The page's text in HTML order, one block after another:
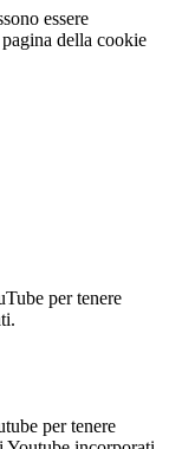
essere
della cookie
per tenere
per tenere